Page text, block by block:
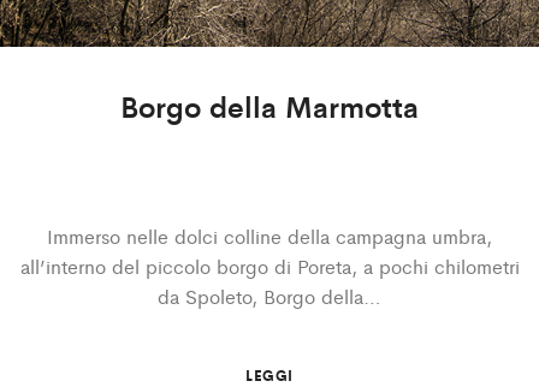
Borgo della Marmotta
Immerso nelle dolci colline della campagna umbra,
all’interno del piccolo borgo di Poreta, a pochi chilometri
da Spoleto, Borgo della…
LEGGI